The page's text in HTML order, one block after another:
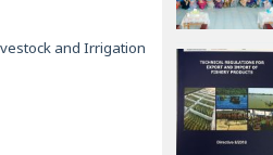
and Irrigation